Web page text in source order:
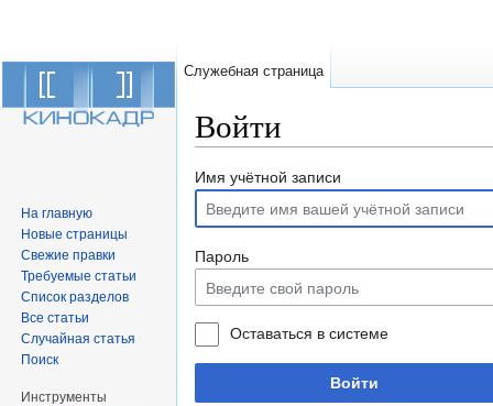
Войти
Имя учётной записи
Пароль
Оставаться в системе
Войти
Служебная страница
На главную
Новые страницы
Свежие правки
Требуемые статьи
Список разделов
Все статьи
Случайная статья
Поиск
Инструменты